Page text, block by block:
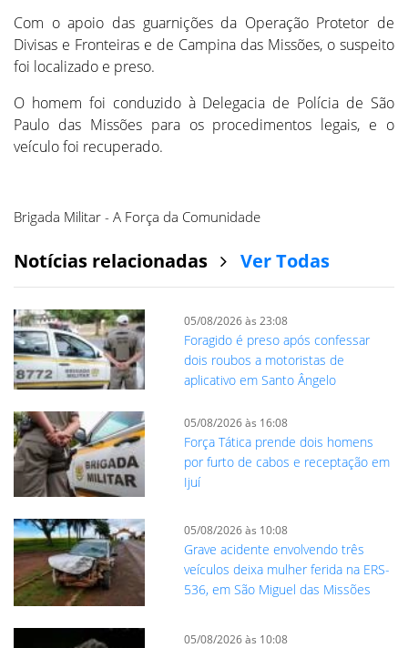
Com o apoio das guarnições da Operação Protetor de
Divisas e Fronteiras e de Campina das Missões, o suspeito
foi localizado e preso.
O homem foi conduzido à Delegacia de Polícia de São
Paulo das Missões para os procedimentos legais, e o
veículo foi recuperado.
Brigada Militar - A Força da Comunidade
Notícias relacionadas Ver Todas
05/08/2026 às 23:08
Foragido é preso após confessar
dois roubos a motoristas de
aplicativo em Santo Ângelo
05/08/2026 às 16:08
Força Tática prende dois homens
por furto de cabos e receptação em
Ijuí
05/08/2026 às 10:08
Grave acidente envolvendo três
veículos deixa mulher ferida na ERS-
536, em São Miguel das Missões
05/08/2026 às 10:08